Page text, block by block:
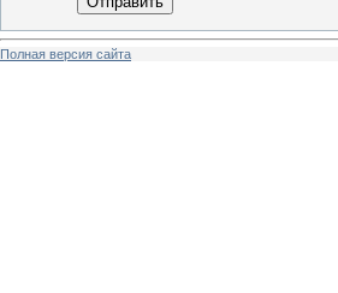
Полная версия сайта